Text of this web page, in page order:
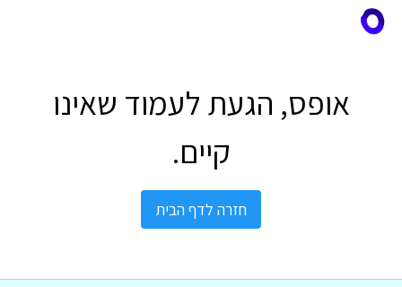
אופס, הגעת לעמוד שאינו
קיים.
חזרה לדף הבית